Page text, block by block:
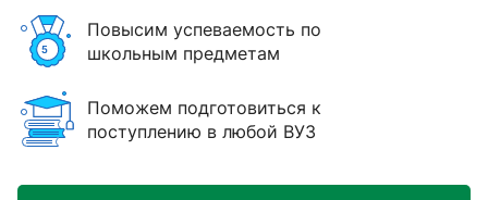
Повысим успеваемость по
школьным предметам
Поможем подготовиться к
поступлению в любой ВУЗ